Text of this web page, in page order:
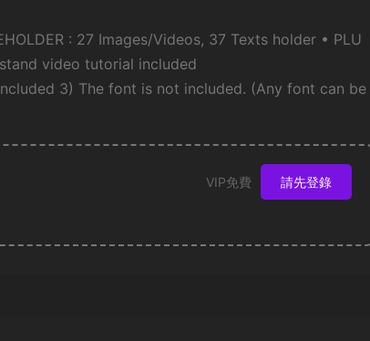
: 27 Images/Videos, 37 Texts holder • PLU
video tutorial included
3) The font is not included. (Any font can be
VIP免費 請先登錄